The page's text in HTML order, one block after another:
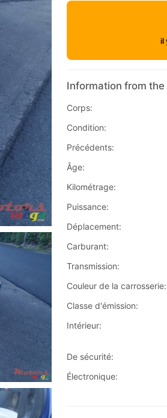
il
Information from the
Corps:
Condition:
Précédents:
Âge:
Kilométrage:
Puissance:
Déplacement:
Carburant:
Transmission:
Couleur de la carrosserie:
Classe d'émission:
Intérieur:
De sécurité:
Électronique: